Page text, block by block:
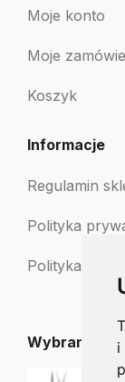
i
Moje konto
Moje
Koszyk
Informacje
Regulamin
Polityka
Polityka
Wybrane dla